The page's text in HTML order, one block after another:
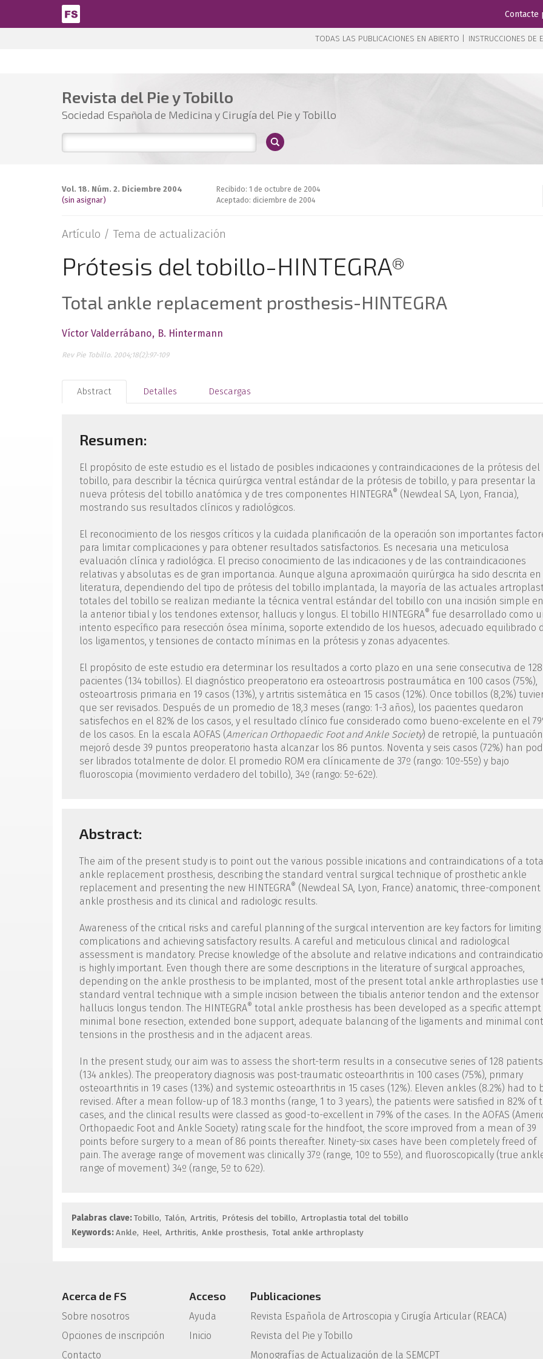
Pasar al contenido principal
Contacte
TODAS LAS PUBLICACIONES EN ABIERTO | INSTRUCCIONES DE
Revista del Pie y Tobillo
Sociedad Española de Medicina y Cirugía del Pie y Tobillo
Vol. 18. Núm. 2. Diciembre 2004
(sin asignar)
Recibido: 1 de octubre de 2004
Aceptado: diciembre de 2004
Artículo / Tema de actualización
Prótesis del tobillo-HINTEGRA®
Total ankle replacement prosthesis-HINTEGRA
Víctor Valderrábano B. Hintermann
Rev Pie Tobillo. 2004;18(2):97-109
Abstract Detalles Descargas
Resumen:
El propósito de este estudio es el listado de posibles indicaciones y contraindicaciones de la prótesis del
tobillo, para describir la técnica quirúrgica ventral estándar de la prótesis de tobillo, y para presentar la
nueva prótesis del tobillo anatómica y de tres componentes HINTEGRA® (Newdeal SA, Lyon, Francia),
mostrando sus resultados clínicos y radiológicos.
El reconocimiento de los riesgos críticos y la cuidada planificación de la operación son importantes
para limitar complicaciones y para obtener resultados satisfactorios. Es necesaria una meticulosa
evaluación clínica y radiológica. El preciso conocimiento de las indicaciones y de las contraindicaciones
relativas y absolutas es de gran importancia. Aunque alguna aproximación quirúrgica ha sido descrita en
literatura, dependiendo del tipo de prótesis del tobillo implantada, la mayoría de las actuales
totales del tobillo se realizan mediante la técnica ventral estándar del tobillo con una incisión simple
la anterior tibial y los tendones extensor, hallucis y longus. El tobillo HINTEGRA® fue desarrollado como
intento específico para resección ósea mínima, soporte extendido de los huesos, adecuado equilibrado
los ligamentos, y tensiones de contacto mínimas en la prótesis y zonas adyacentes.
El propósito de este estudio era determinar los resultados a corto plazo en una serie consecutiva de 128
pacientes (134 tobillos). El diagnóstico preoperatorio era osteoartrosis postraumática en 100 casos (75%),
osteoartrosis primaria en 19 casos (13%), y artritis sistemática en 15 casos (12%). Once tobillos (8,2%)
que ser revisados. Después de un promedio de 18,3 meses (rango: 1-3 años), los pacientes quedaron
satisfechos en el 82% de los casos, y el resultado clínico fue considerado como bueno-excelente en el
de los casos. En la escala AOFAS (American Orthopaedic Foot and Ankle Society) de retropié, la puntuación
mejoró desde 39 puntos preoperatorio hasta alcanzar los 86 puntos. Noventa y seis casos (72%) han
ser librados totalmente de dolor. El promedio ROM era clínicamente de 37º (rango: 10º-55º) y bajo
fluoroscopia (movimiento verdadero del tobillo), 34º (rango: 5º-62º).
Abstract:
The aim of the present study is to point out the various possible inications and contraindications of a
ankle replacement prosthesis, describing the standard ventral surgical technique of prosthetic ankle
replacement and presenting the new HINTEGRA® (Newdeal SA, Lyon, France) anatomic, three-component
ankle prosthesis and its clinical and radiologic results.
Awareness of the critical risks and careful planning of the surgical intervention are key factors for limiting
complications and achieving satisfactory results. A careful and meticulous clinical and radiological
assessment is mandatory. Precise knowledge of the absolute and relative indications and
is highly important. Even though there are some descriptions in the literature of surgical approaches,
depending on the ankle prosthesis to be implanted, most of the present total ankle arthroplasties use
standard ventral technique with a simple incision between the tibialis anterior tendon and the extensor
hallucis longus tendon. The HINTEGRA® total ankle prosthesis has been developed as a specific
minimal bone resection, extended bone support, adequate balancing of the ligaments and minimal
tensions in the prosthesis and in the adjacent areas.
In the present study, our aim was to assess the short-term results in a consecutive series of 128 patients
(134 ankles). The preoperatory diagnosis was post-traumatic osteoarthritis in 100 cases (75%), primary
osteoarthritis in 19 cases (13%) and systemic osteoarthritis in 15 cases (12%). Eleven ankles (8.2%) had to
revised. After a mean follow-up of 18.3 months (range, 1 to 3 years), the patients were satisfied in 82% of
cases, and the clinical results were classed as good-to-excellent in 79% of the cases. In the AOFAS
Orthopaedic Foot and Ankle Society) rating scale for the hindfoot, the score improved from a mean of 39
points before surgery to a mean of 86 points thereafter. Ninety-six cases have been completely freed of
pain. The average range of movement was clinically 37º (range, 10º to 55º), and fluoroscopically (true
range of movement) 34º (range, 5º to 62º).
Palabras clave:Tobillo Talón Artritis Prótesis del tobillo Artroplastia total del tobillo
Keywords:Ankle Heel Arthritis Ankle prosthesis Total ankle arthroplasty
Acerca de FS
Sobre nosotros
Opciones de inscripción
Contacto
Acceso
Ayuda
Inicio
Publicaciones
Revista Española de Artroscopia y Cirugía Articular (REACA)
Revista del Pie y Tobillo
Monografías de Actualización de la SEMCPT